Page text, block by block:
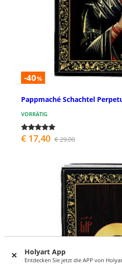
Holyart App
Entdecken Sie jetzt die APP von
-40%
Pappmaché Schachtel
VORRÄTIG
€ 17,40 € 29,00